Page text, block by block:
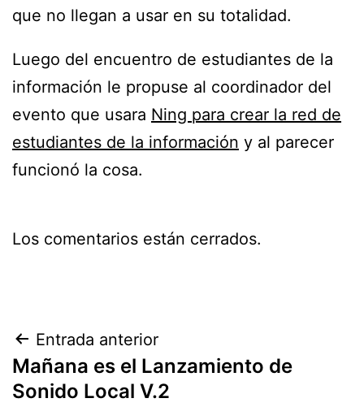
que no llegan a usar en su totalidad.
Luego del encuentro de estudiantes de la
información le propuse al coordinador del
evento que usara Ning para crear la red de
estudiantes de la información y al parecer
funcionó la cosa.
Los comentarios están cerrados.
Navegación
de
Entrada anterior
Mañana es el Lanzamiento de
Sonido Local V.2